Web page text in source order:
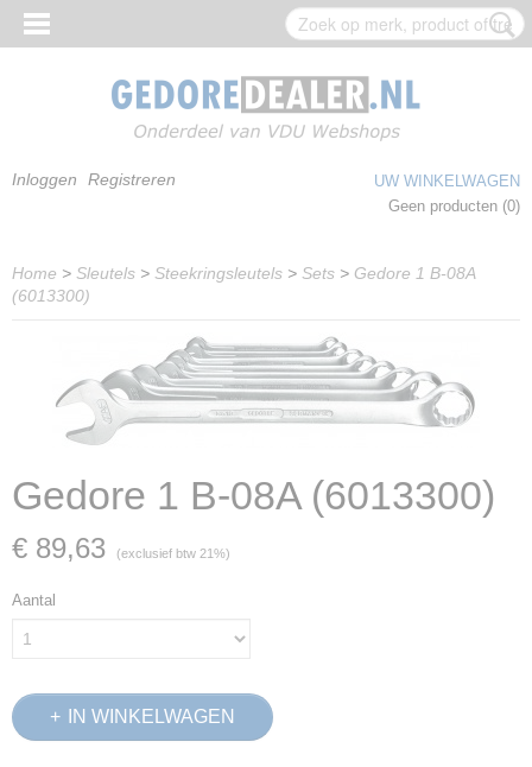
Inloggen Registreren
UW WINKELWAGEN
Geen producten (0)
Home > Sleutels > Steekringsleutels > Sets > Gedore 1 B-08A
(6013300)
Gedore 1 B-08A (6013300)
€ 89,63 (exclusief btw 21%)
Aantal
IN WINKELWAGEN